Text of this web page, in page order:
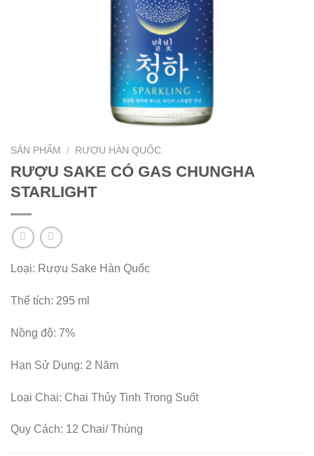
SẢN PHẨM / RƯỢU HÀN QUỐC
RƯỢU SAKE CÓ GAS CHUNGHA
STARLIGHT
Loại: Rượu Sake Hàn Quốc
Thể tích: 295 ml
Nồng độ: 7%
Hạn Sử Dụng: 2 Năm
Loại Chai: Chai Thủy Tinh Trong Suốt
Quy Cách: 12 Chai/ Thùng